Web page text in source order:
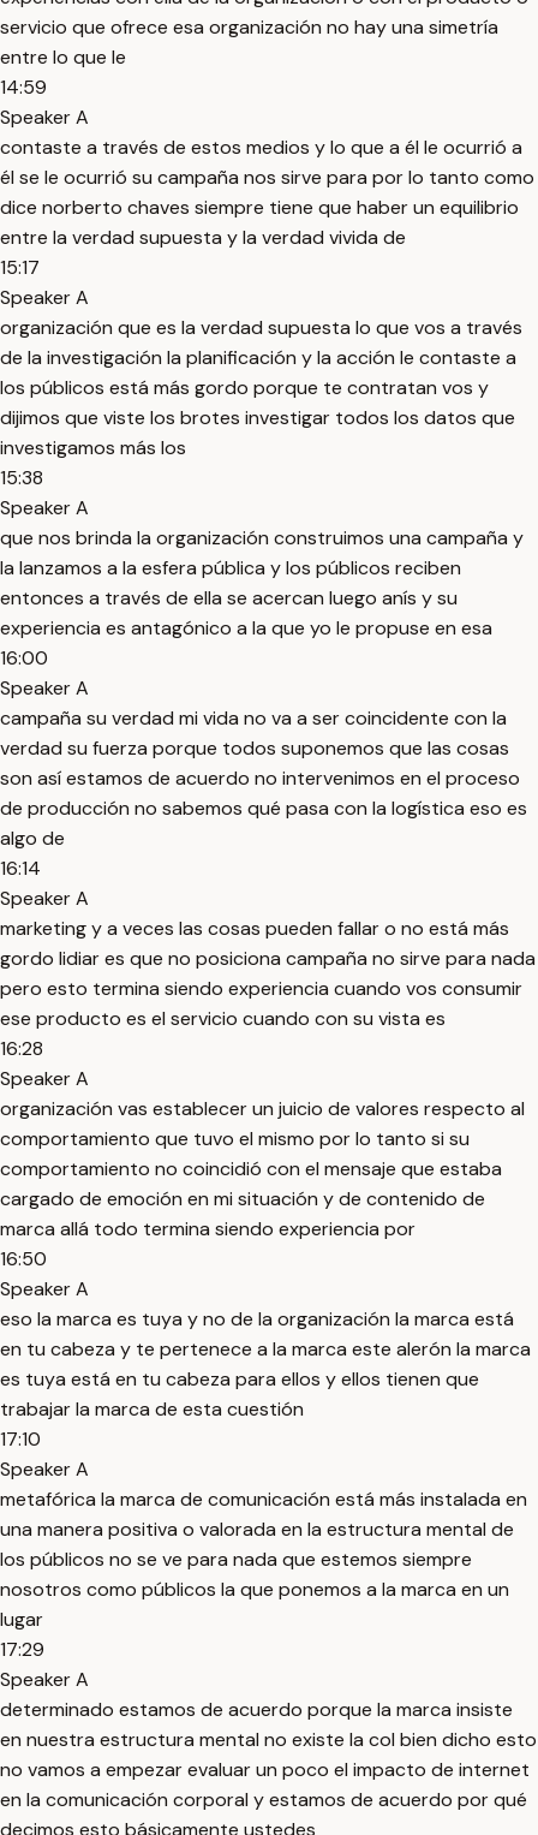
servicio que ofrece esa organización no hay una simetría
entre lo que le
14:59
Speaker A
contaste a través de estos medios y lo que a él le ocurrió a
él se le ocurrió su campaña nos sirve para por lo tanto como
dice norberto chaves siempre tiene que haber un equilibrio
entre la verdad supuesta y la verdad vivida de
15:17
Speaker A
organización que es la verdad supuesta lo que vos a través
de la investigación la planificación y la acción le contaste a
los públicos está más gordo porque te contratan vos y
dijimos que viste los brotes investigar todos los datos que
investigamos más los
15:38
Speaker A
que nos brinda la organización construimos una campaña y
la lanzamos a la esfera pública y los públicos reciben
entonces a través de ella se acercan luego anís y su
experiencia es antagónico a la que yo le propuse en esa
16:00
Speaker A
campaña su verdad mi vida no va a ser coincidente con la
verdad su fuerza porque todos suponemos que las cosas
son así estamos de acuerdo no intervenimos en el proceso
de producción no sabemos qué pasa con la logística eso es
algo de
16:14
Speaker A
marketing y a veces las cosas pueden fallar o no está más
gordo lidiar es que no posiciona campaña no sirve para nada
pero esto termina siendo experiencia cuando vos consumir
ese producto es el servicio cuando con su vista es
16:28
Speaker A
organización vas establecer un juicio de valores respecto al
comportamiento que tuvo el mismo por lo tanto si su
comportamiento no coincidió con el mensaje que estaba
cargado de emoción en mi situación y de contenido de
marca allá todo termina siendo experiencia por
16:50
Speaker A
eso la marca es tuya y no de la organización la marca está
en tu cabeza y te pertenece a la marca este alerón la marca
es tuya está en tu cabeza para ellos y ellos tienen que
trabajar la marca de esta cuestión
17:10
Speaker A
metafórica la marca de comunicación está más instalada en
una manera positiva o valorada en la estructura mental de
los públicos no se ve para nada que estemos siempre
nosotros como públicos la que ponemos a la marca en un
lugar
17:29
Speaker A
determinado estamos de acuerdo porque la marca insiste
en nuestra estructura mental no existe la col bien dicho esto
no vamos a empezar evaluar un poco el impacto de internet
en la comunicación corporal y estamos de acuerdo por qué
decimos esto básicamente ustedes